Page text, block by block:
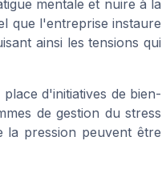
mentale et nuire à la
que l'entreprise instaure
ainsi les tensions qui
d'initiatives de bien-
de gestion du stress
la pression peuvent être